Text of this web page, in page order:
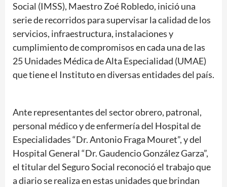
Social (IMSS), Maestro Zoé Robledo, inició una
serie de recorridos para supervisar la calidad de los
servicios, infraestructura, instalaciones y
cumplimiento de compromisos en cada una de las
25 Unidades Médica de Alta Especialidad (UMAE)
que tiene el Instituto en diversas entidades del país.
Ante representantes del sector obrero, patronal,
personal médico y de enfermería del Hospital de
Especialidades “Dr. Antonio Fraga Mouret”, y del
Hospital General “Dr. Gaudencio González Garza”,
el titular del Seguro Social reconoció el trabajo que
a diario se realiza en estas unidades que brindan